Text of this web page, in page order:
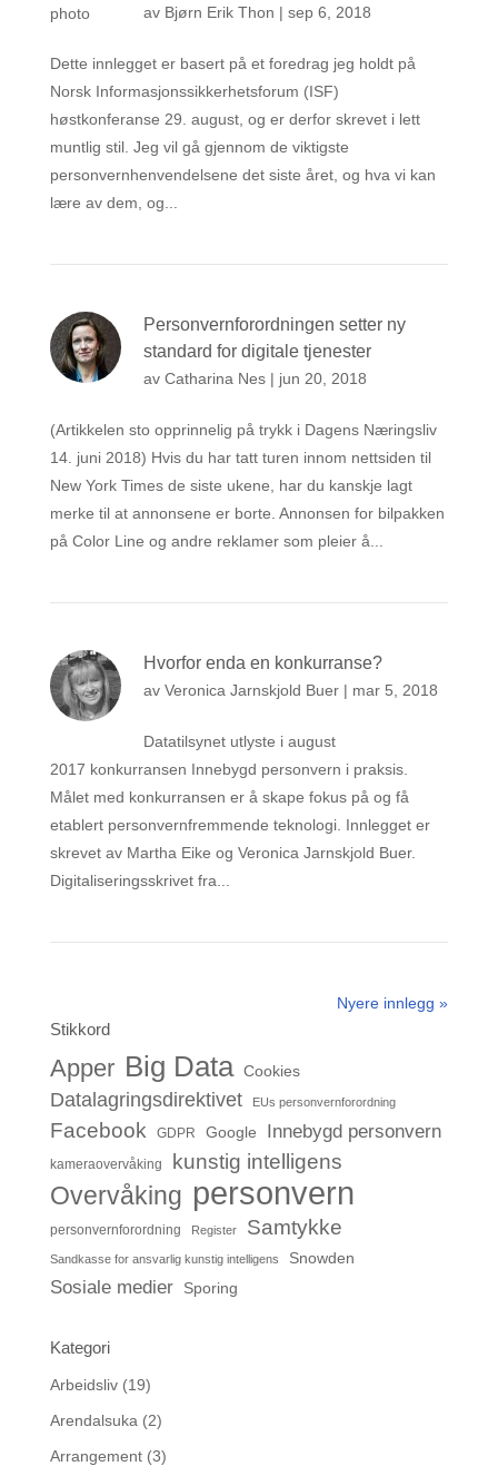
av Bjørn Erik Thon | sep 6, 2018
Dette innlegget er basert på et foredrag jeg holdt på
Norsk Informasjonssikkerhetsforum (ISF)
høstkonferanse 29. august, og er derfor skrevet i lett
muntlig stil. Jeg vil gå gjennom de viktigste
personvernhenvendelsene det siste året, og hva vi kan
lære av dem, og...
Personvernforordningen setter ny
standard for digitale tjenester
av Catharina Nes| jun 20, 2018
(Artikkelen sto opprinnelig på trykk i Dagens Næringsliv
14. juni 2018) Hvis du har tatt turen innom nettsiden til
New York Times de siste ukene, har du kanskje lagt
merke til at annonsene er borte. Annonsen for bilpakken
på Color Line og andre reklamer som pleier å...
Hvorfor enda en konkurranse?
av Veronica Jarnskjold Buer| mar 5, 2018
Datatilsynet utlyste i august
2017 konkurransen Innebygd personvern i praksis.
Målet med konkurransen er å skape fokus på og få
etablert personvernfremmende teknologi. Innlegget er
skrevet av Martha Eike og Veronica Jarnskjold Buer.
Digitaliseringsskrivet fra...
Nyere innlegg »
Stikkord
Apper Big Data Cookies
Datalagringsdirektivet EUs personvernforordning
Facebook GDPR Google Innebygd personvern
kameraovervåking kunstig intelligens
Overvåking personvern
personvernforordning Register Samtykke
Sandkasse for ansvarlig kunstig intelligens Snowden
Sosiale medier Sporing
Kategori
Arbeidsliv(19)
Arendalsuka (2)
Arrangement(3)